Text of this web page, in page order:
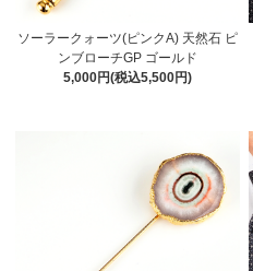
ソーラークォーツ(ピンクA) 天然石 ピ
ンブローチGP ゴールド
5,000円(税込5,500円)